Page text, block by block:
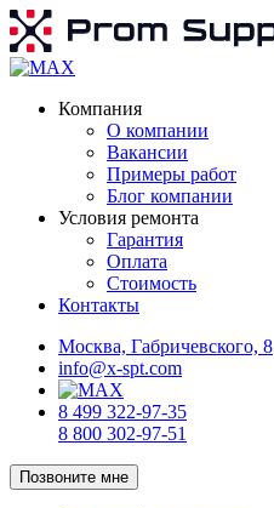
Компания
О компании
Вакансии
Примеры работ
Блог компании
Условия ремонта
Гарантия
Оплата
Стоимость
Контакты
Москва, Габричевского, 8
info@x-spt.com
8 499 322-97-35
8 800 302-97-51
Позвоните мне